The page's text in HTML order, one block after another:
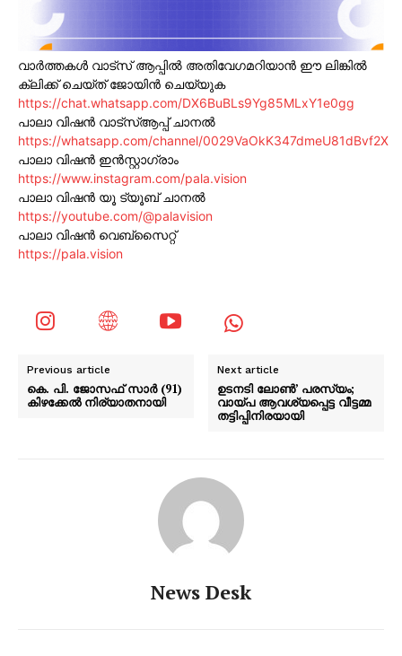
വാർത്തകൾ വാട്സ് ആപ്പിൽ അതിവേഗമറിയാൻ ഈ ലിങ്കിൽ
ക്ലിക്ക് ചെയ്ത് ജോയിൻ ചെയ്യുക
https://chat.whatsapp.com/DX6BuBLs9Yg85MLxY1e0gg
പാലാ വിഷൻ വാട്സ്ആപ്പ് ചാനൽ
https://whatsapp.com/channel/0029VaOkK347dmeU81dBvf2X
പാലാ വിഷൻ ഇൻസ്റ്റാഗ്രാം
https://www.instagram.com/pala.vision
പാലാ വിഷൻ യൂ ട്യൂബ് ചാനൽ
https://youtube.com/@palavision
പാലാ വിഷൻ വെബ്സൈറ്റ്
https://pala.vision
Previous article
കെ. പി. ജോസഫ് സാർ (91)
കിഴക്കേൽ നിര്യാതനായി
Next article
ഉടനടി ലോൺ’ പരസ്യം;
വായ്പ ആവശ്യപ്പെട്ട വീട്ടമ്മ
തട്ടിപ്പിനിരയായി
News Desk